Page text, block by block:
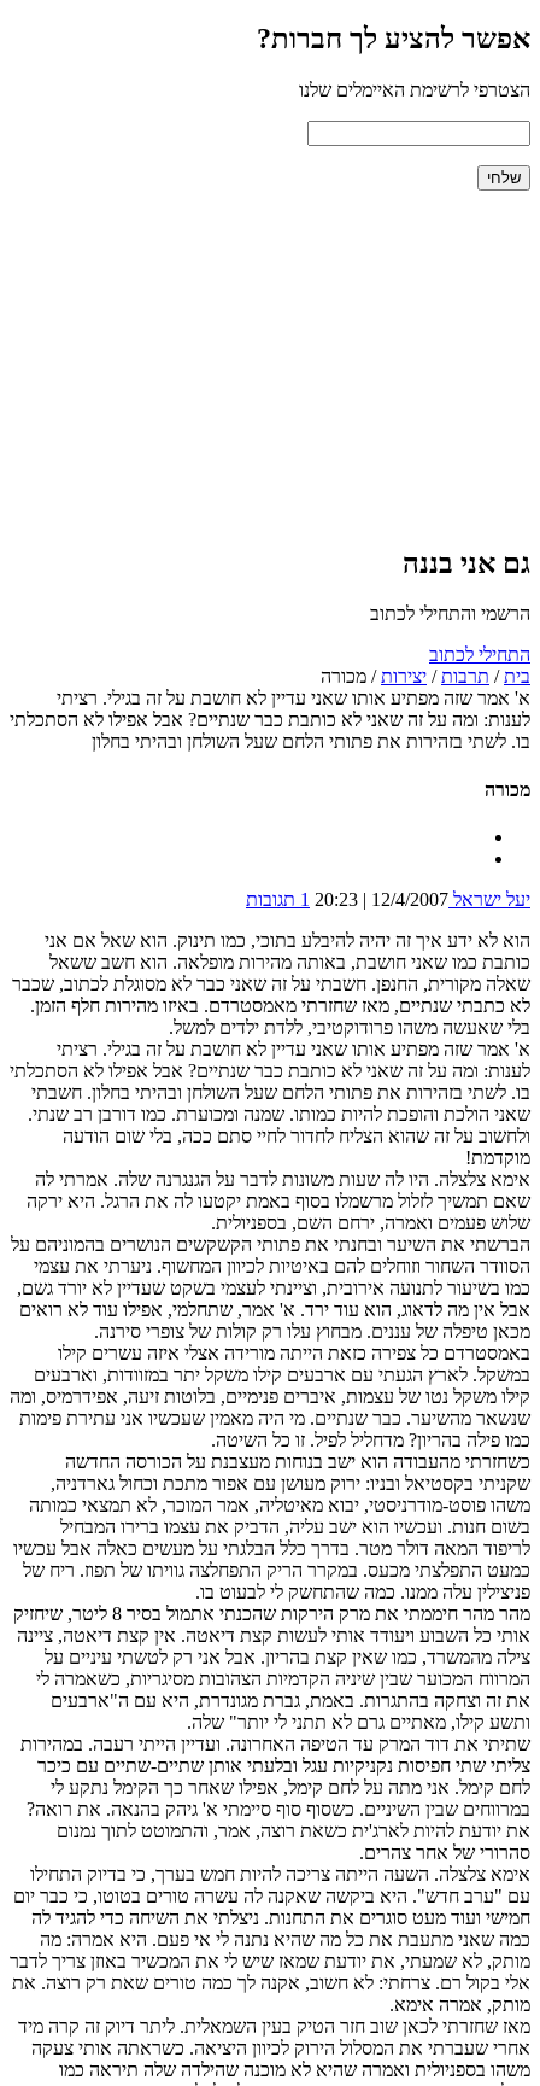
אפשר להציע לך חברות?
הצטרפי לרשימת האיימלים שלנו
גם אני בננה
הרשמי והתחילי לכתוב
התחילי לכתוב
בית/ תרבות/ יצירות/ מכורה
א' אמר שזה מפתיע אותו שאני עדיין לא חושבת על זה בגילי. רציתי
לענות: ומה על זה שאני לא כותבת כבר שנתיים? אבל אפילו לא הסתכלתי
בו. לשתי בזהירות את פתותי הלחם שעל השולחן ובהיתי בחלון
מכורה
יעל ישראל 12/4/2007 | 20:23
1 תגובות
הוא לא ידע איך זה יהיה להיבלע בתוכי, כמו תינוק. הוא שאל אם אני
כותבת כמו שאני חושבת, באותה מהירות מופלאה. הוא חשב ששאל
שאלה מקורית, החנפן. חשבתי על זה שאני כבר לא מסוגלת לכתוב, שכבר
לא כתבתי שנתיים, מאז שחזרתי מאמסטרדם. באיזו מהירות חלף הזמן.
בלי שאעשה משהו פרודוקטיבי, ללדת ילדים למשל.
א' אמר שזה מפתיע אותו שאני עדיין לא חושבת על זה בגילי. רציתי
לענות: ומה על זה שאני לא כותבת כבר שנתיים? אבל אפילו לא הסתכלתי
בו. לשתי בזהירות את פתותי הלחם שעל השולחן ובהיתי בחלון. חשבתי
שאני הולכת והופכת להיות כמותו. שמנה ומכוערת. כמו דורבן רב שנתי.
ולחשוב על זה שהוא הצליח לחדור לחיי סתם ככה, בלי שום הודעה
מוקדמת!
אימא צלצלה. היו לה שעות משונות לדבר על הגנגרנה שלה. אמרתי לה
שאם תמשיך לזלול מרשמלו בסוף באמת יקטעו לה את הרגל. היא ירקה
שלוש פעמים ואמרה, ירחם השם, בספניולית.
הברשתי את השיער ובחנתי את פתותי הקשקשים הנושרים בהמוניהם על
הסוודר השחור וזוחלים להם באיטיות לכיוון המחשוף. ניערתי את עצמי
כמו בשיעור לתנועה אירובית, וציינתי לעצמי בשקט שעדיין לא יורד גשם,
אבל אין מה לדאוג, הוא עוד ירד. א' אמר, שתחלמי, אפילו עוד לא רואים
מכאן טיפלה של עננים. מבחוץ עלו רק קולות של צופרי סירנה.
באמסטרדם כל צפירה כזאת הייתה מורידה אצלי איזה עשרים קילו
במשקל. לארץ הגעתי עם ארבעים קילו משקל יתר במזוודות, וארבעים
קילו משקל נטו של עצמות, איברים פנימיים, בלוטות זיעה, אפידרמיס, ומה
שנשאר מהשיער. כבר שנתיים. מי היה מאמין שעכשיו אני עתירת פימות
כמו פילה בהריון? מדחליל לפיל. זו כל השיטה.
כשחזרתי מהעבודה הוא ישב בנוחות מעצבנת על הכורסה החדשה
שקניתי בקסטיאל ובניו: ירוק מעושן עם אפור מתכת וכחול גארדניה,
משהו פוסט-מודרניסטי, יבוא מאיטליה, אמר המוכר, לא תמצאי כמותה
בשום חנות. ועכשיו הוא ישב עליה, הדביק את עצמו ברירו המבחיל
לריפוד המאה דולר מטר. בדרך כלל הבלגתי על מעשים כאלה אבל עכשיו
כמעט התפלצתי מכעס. במקרר הריק התפחלצה גוויתו של תפוז. ריח של
פניצילין עלה ממנו. כמה שהתחשק לי לבעוט בו.
מהר מהר חיממתי את מרק הירקות שהכנתי אתמול בסיר 8 ליטר, שיחזיק
אותי כל השבוע ויעודד אותי לעשות קצת דיאטה. אין קצת דיאטה, ציינה
צילה מהמשרד, כמו שאין קצת בהריון. אבל אני רק לטשתי עיניים על
המרווח המכוער שבין שיניה הקדמיות הצהובות מסיגריות, כשאמרה לי
את זה וצחקה בהתגרות. באמת, גברת מגונדרת, היא עם ה"ארבעים
ותשע קילו, מאתיים גרם לא תתני לי יותר" שלה.
שתיתי את דוד המרק עד הטיפה האחרונה. ועדיין הייתי רעבה. במהירות
צליתי שתי חפיסות נקניקיות עגל ובלעתי אותן שתיים-שתיים עם כיכר
לחם קימל. אני מתה על לחם קימל, אפילו שאחר כך הקימל נתקע לי
במרווחים שבין השיניים. כשסוף סוף סיימתי א' גיהק בהנאה. את רואה?
את יודעת להיות לארג'ית כשאת רוצה, אמר, והתמוטט לתוך נמנום
סהרורי של אחר צהרים.
אימא צלצלה. השעה הייתה צריכה להיות חמש בערך, כי בדיוק התחילו
עם "ערב חדש". היא ביקשה שאקנה לה עשרה טורים בטוטו, כי כבר יום
חמישי ועוד מעט סוגרים את התחנות. ניצלתי את השיחה כדי להגיד לה
כמה שאני מתעבת את כל מה שהיא נתנה לי אי פעם. היא אמרה: מה
מותק, לא שמעתי, את יודעת שמאז שיש לי את המכשיר באוזן צריך לדבר
אלי בקול רם. צרחתי: לא חשוב, אקנה לך כמה טורים שאת רק רוצה. את
מותק, אמרה אימא.
מאז שחזרתי לכאן שוב חזר הטיק בעין השמאלית. ליתר דיוק זה קרה מיד
אחרי שעברתי את המסלול הירוק לכיוון היציאה. כשראתה אותי צעקה
משהו בספניולית ואמרה שהיא לא מוכנה שהילדה שלה תיראה כמו